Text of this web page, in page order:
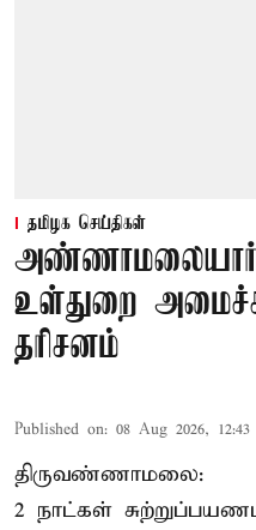
தமிழக செய்திகள்
அண்ணாமலையார்
உள்துறை
தரிசனம்
Published on: 08 Aug 2026,
திருவண்ணாமலை:
2 நாட்கள்